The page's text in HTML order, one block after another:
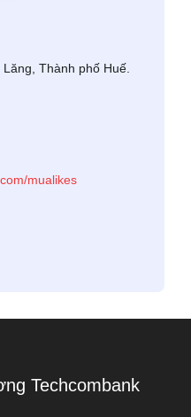
Thành phố Huế.
mualikes
Techcombank